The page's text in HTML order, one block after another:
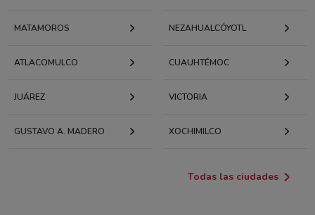
MATAMOROS NEZAHUALCÓYOTL
ATLACOMULCO CUAUHTÉMOC
JUÁREZ VICTORIA
GUSTAVO A. MADERO XOCHIMILCO
Todas las ciudades